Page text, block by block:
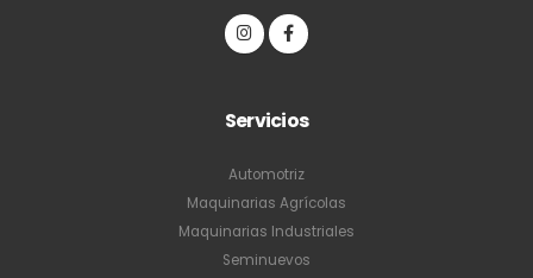
Servicios
Automotriz
Maquinarias Agrícolas
Maquinarias Industriales
Seminuevos